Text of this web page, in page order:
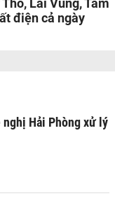
Lai Vung, Tam
điện cả ngày
Hải Phòng xử lý